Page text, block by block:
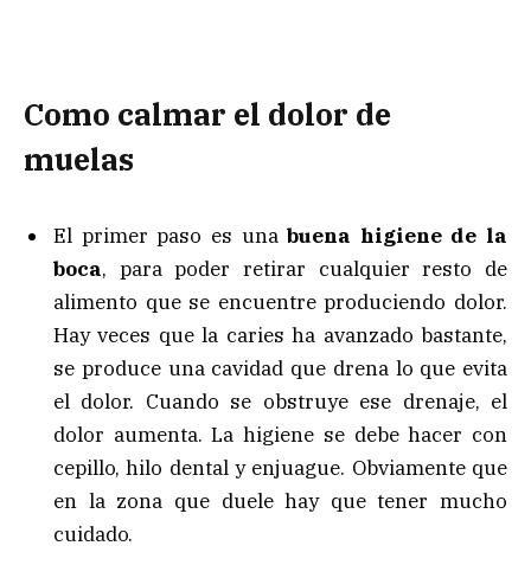
Como calmar el dolor de
muelas
El primer paso es unabuena higiene de la
boca, para poder retirar cualquier resto de
alimento que se encuentre produciendo dolor.
Hay veces que la caries ha avanzado bastante,
se produce una cavidad que drena lo que evita
el dolor. Cuando se obstruye ese drenaje, el
dolor aumenta. La higiene se debe hacer con
cepillo, hilo dental y enjuague. Obviamente que
en la zona que duele hay que tener mucho
cuidado.